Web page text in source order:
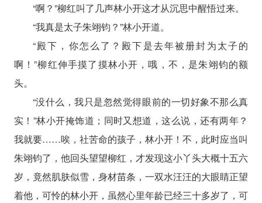
“啊？”柳红叫了几声林小开这才从沉思中醒悟过来。
“我真是太子朱翊钧？”林小开道。
“殿下，你怎么了？殿下是去年被册封为太子的
啊！”柳红伸手摸了摸林小开，哦，不，是朱翊钧的额
头。
“没什么，我只是忽然觉得眼前的一切好象不那么真
实！”林小开掩饰道；同时又想道，这么说，还有两年？
我就要……唉，社苦命的孩子，林小开！不，此时应当叫
朱翊钧了，他回头望望柳红，才发现这小丫头大概十五六
岁，竟然肌肤似雪，身材苗条，一双水汪汪的大眼睛正望
着他，可怜的林小开，虽然心里年龄已经三十多岁了，可